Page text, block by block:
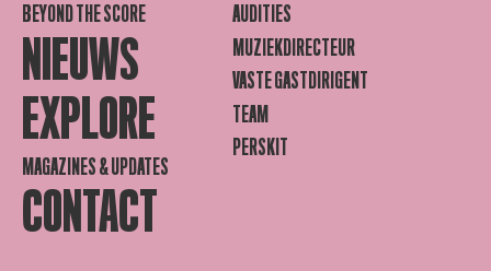
BEYOND THE SCORE
NIEUWS
EXPLORE
MAGAZINES & UPDATES
CONTACT
AUDITIES
MUZIEKDIRECTEUR
VASTE GASTDIRIGENT
TEAM
PERSKIT